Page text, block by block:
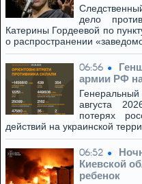
дело
Катерины Гордеевой по
о распространении
06:56
армии РФ
августа
потерях
действий на украинской
06:52
Киевской
ребенок